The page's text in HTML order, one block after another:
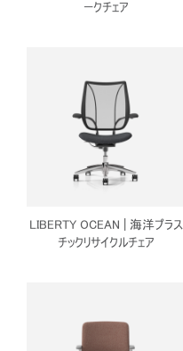
ークチェア
LIBERTY OCEAN | 海洋プラス
チックリサイクルチェア